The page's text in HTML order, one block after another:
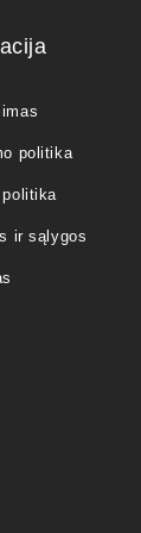
politika
ir sąlygos